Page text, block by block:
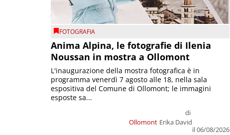
FOTOGRAFIA
Anima Alpina, le fotografie di Ilenia
Noussan in mostra a Ollomont
Ollomont
di
Erika David
il 06/08/2026
L'inaugurazione della mostra fotografica è in
programma venerdì 7 agosto alle 18, nella sala
espositiva del Comune di Ollomont; le immagini
esposte sa...